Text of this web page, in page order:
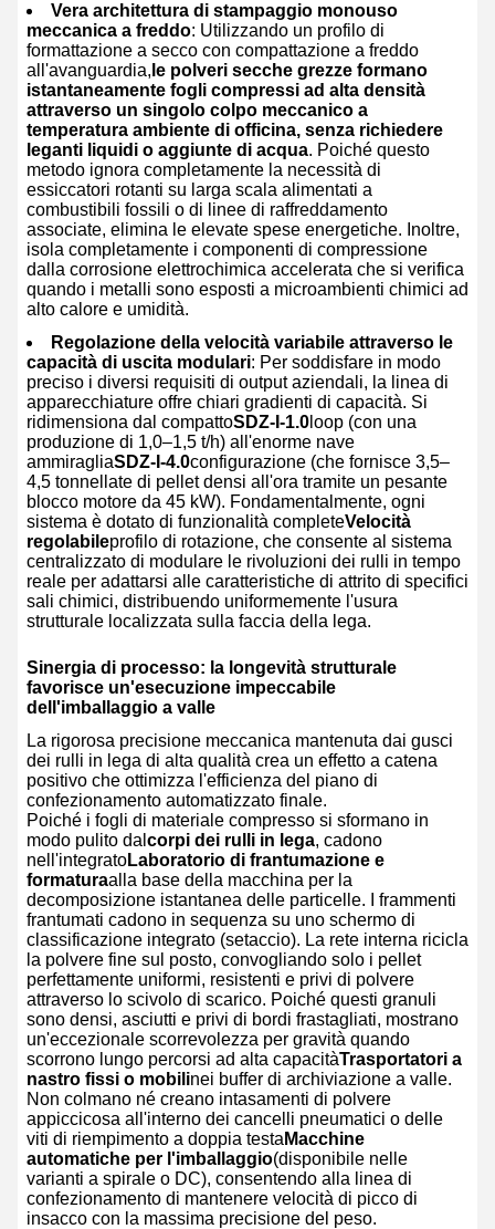
Vera architettura di stampaggio monouso
meccanica a freddo: Utilizzando un profilo di
formattazione a secco con compattazione a freddo
all'avanguardia, le polveri secche grezze formano
istantaneamente fogli compressi ad alta densità
attraverso un singolo colpo meccanico a
temperatura ambiente di officina, senza richiedere
leganti liquidi o aggiunte di acqua. Poiché questo
metodo ignora completamente la necessità di
essiccatori rotanti su larga scala alimentati a
combustibili fossili o di linee di raffreddamento
associate, elimina le elevate spese energetiche. Inoltre,
isola completamente i componenti di compressione
dalla corrosione elettrochimica accelerata che si verifica
quando i metalli sono esposti a microambienti chimici ad
alto calore e umidità.
Regolazione della velocità variabile attraverso le
capacità di uscita modulari: Per soddisfare in modo
preciso i diversi requisiti di output aziendali, la linea di
apparecchiature offre chiari gradienti di capacità. Si
ridimensiona dal compattoSDZ-I-1.0 loop (con una
produzione di 1,0–1,5 t/h) all'enorme nave
ammiragliaSDZ-I-4.0configurazione (che fornisce 3,5–
4,5 tonnellate di pellet densi all'ora tramite un pesante
blocco motore da 45 kW). Fondamentalmente, ogni
sistema è dotato di funzionalità completeVelocità
regolabileprofilo di rotazione, che consente al sistema
centralizzato di modulare le rivoluzioni dei rulli in tempo
reale per adattarsi alle caratteristiche di attrito di specifici
sali chimici, distribuendo uniformemente l'usura
strutturale localizzata sulla faccia della lega.
Sinergia di processo: la longevità strutturale
favorisce un'esecuzione impeccabile
dell'imballaggio a valle
La rigorosa precisione meccanica mantenuta dai gusci
dei rulli in lega di alta qualità crea un effetto a catena
positivo che ottimizza l'efficienza del piano di
confezionamento automatizzato finale.
Poiché i fogli di materiale compresso si sformano in
modo pulito dal corpi dei rulli in lega, cadono
nell'integratoLaboratorio di frantumazione e
formaturaalla base della macchina per la
decomposizione istantanea delle particelle. I frammenti
frantumati cadono in sequenza su uno schermo di
classificazione integrato (setaccio). La rete interna ricicla
la polvere fine sul posto, convogliando solo i pellet
perfettamente uniformi, resistenti e privi di polvere
attraverso lo scivolo di scarico. Poiché questi granuli
sono densi, asciutti e privi di bordi frastagliati, mostrano
un'eccezionale scorrevolezza per gravità quando
scorrono lungo percorsi ad alta capacitàTrasportatori a
nastro fissi o mobilinei buffer di archiviazione a valle.
Non colmano né creano intasamenti di polvere
appiccicosa all'interno dei cancelli pneumatici o delle
viti di riempimento a doppia testa Macchine
automatiche per l'imballaggio(disponibile nelle
varianti a spirale o DC), consentendo alla linea di
confezionamento di mantenere velocità di picco di
insacco con la massima precisione del peso.